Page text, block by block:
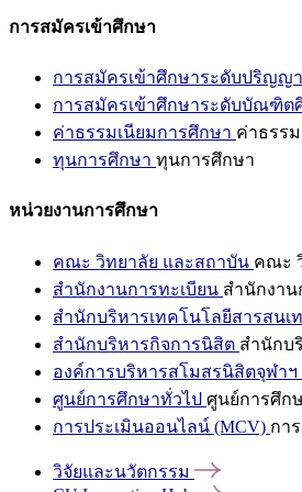
การสมัครเข้าศึกษา
การสมัครเข้าศึกษาระดับปริญ
การสมัครเข้าศึกษาระดับบัณฑิต
ค่าธรรมเนียมการศึกษา ค่าธรร
ทุนการศึกษา ทุนการศึกษา
หน่วยงานการศึกษา
คณะ วิทยาลัย และสถาบัน คณะ
สำนักงานการทะเบียน สำนักงาน
สำนักบริหารเทคโนโลยีสารสนเ
สำนักบริหารกิจการนิสิต สำนักบ
องค์การบริหารสโมสรนิสิตจุฬาฯ
ศูนย์การศึกษาทั่วไป ศูนย์การศึก
การประเมินออนไลน์ (MCV) กา
วิจัยและนวัตกรรม